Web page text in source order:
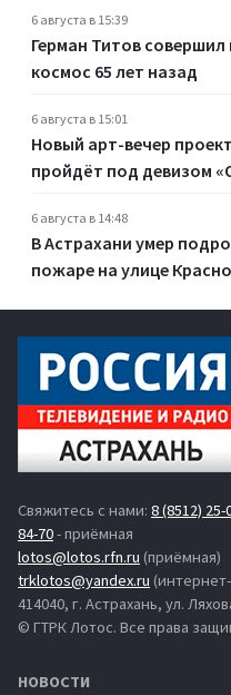
6 августа в 15:39
Герман Титов
космос 65 лет назад
6 августа в 15:01
Новый арт-вечер
пройдёт под девизом
6 августа в 14:48
В Астрахани умер
пожаре на улице
Свяжитесь с нами: 8 (8512) 25-
84-70- приёмная
lotos@lotos.rfn.ru (приёмная)
trklotos@yandex.ru
414040, г. Астрахань, ул.
© ГТРК Лотос. Все права
НОВОСТИ